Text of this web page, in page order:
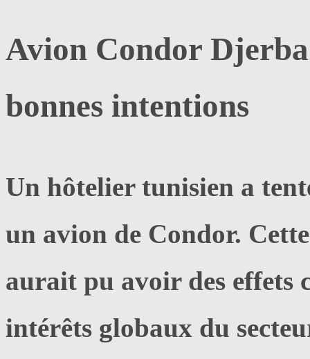
Avion Condor
bonnes intentions
Un hôtelier tunisien a
un avion de Condor.
aurait pu avoir des effets
intérêts globaux du